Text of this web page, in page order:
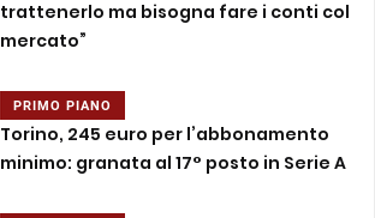
trattenerlo ma bisogna fare i conti col
mercato”
PRIMO PIANO
Torino, 245 euro per l’abbonamento
minimo: granata al 17° posto in Serie A